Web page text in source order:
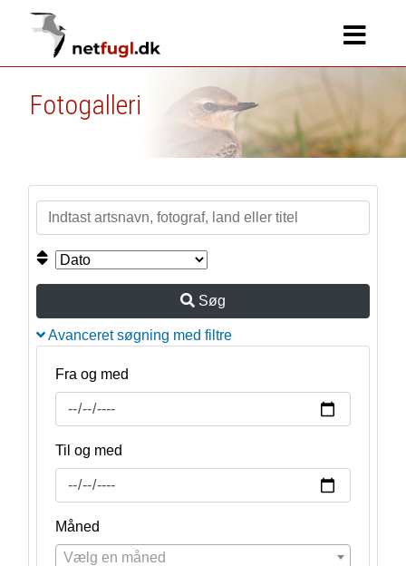
Fotogalleri
Søg
Avanceret søgning med filtre
Fra og med
Til og med
Måned
Vælg en måned